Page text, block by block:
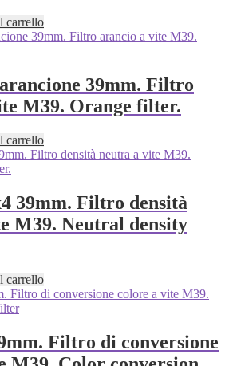
carrello
39mm. Filtro
M39. Orange filter.
carrello
39mm. Filtro densità
M39. Neutral density
carrello
Filtro di conversione